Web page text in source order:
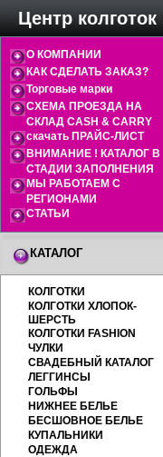
Центр
О КОМПАНИИ
КАК СДЕЛАТЬ ЗАКАЗ?
Торговые марки
СХЕМА ПРОЕЗДА НА
СКЛАД CASH & CARRY
скачать ПРАЙС-ЛИСТ
ВНИМАНИЕ ! КАТАЛОГ В
СТАДИИ ЗАПОЛНЕНИЯ
МЫ РАБОТАЕМ С
РЕГИОНАМИ
СТАТЬИ
КАТАЛОГ
КОЛГОТКИ
КОЛГОТКИ ХЛОПОК-
ШЕРСТЬ
КОЛГОТКИ FASHION
ЧУЛКИ
СВАДЕБНЫЙ КАТАЛОГ
ЛЕГГИНСЫ
ГОЛЬФЫ
НИЖНЕЕ БЕЛЬЕ
БЕСШОВНОЕ БЕЛЬЕ
КУПАЛЬНИКИ
ОДЕЖДА